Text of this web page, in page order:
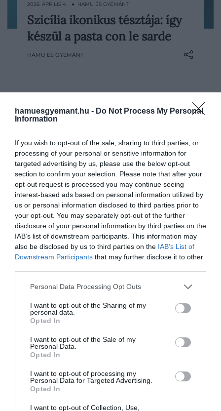
hamuesgyemant.hu - Do Not Process My Personal
Information
If you wish to opt-out of the sale, sharing to third parties, or
processing of your personal or sensitive information for
targeted advertising by us, please use the below opt-out
section to confirm your selection. Please note that after your
opt-out request is processed you may continue seeing
interest-based ads based on personal information utilized by
us or personal information disclosed to third parties prior to
your opt-out. You may separately opt-out of the further
disclosure of your personal information by third parties on the
IAB’s list of downstream participants. This information may
also be disclosed by us to third parties on the IAB’s List of
Downstream Participants that may further disclose it to other
Please note that this website/app uses one or more Google
not limited to your visit or usage behaviour. You may click to
grant or deny consent to Google and its third-party tags to
use your data for below specified purposes in below Google
consent section.
Personal Data Processing Opt Outs
I want to opt-out of the Sharing of my
personal data.
Opted In
I want to opt-out of the Sale of my
Personal Data.
Opted In
I want to opt-out of processing my
Personal Data for Targeted Advertising.
Opted In
I want to opt-out of Collection, Use,
A pasta con le sarde azok közé a fogások
közé tartozik, amelyekből már az első
falatnál érezni lehet, mennyi történet és
hagyomány sűrűsödik egyetlen tányérba.
2026. ÁPRILIS 4. ● HAMU ÉS GYÉMÁNT
Szicília ikonikus tésztája: így
készül a pasta con le sarde
HAMU ÉS GYÉMÁNT